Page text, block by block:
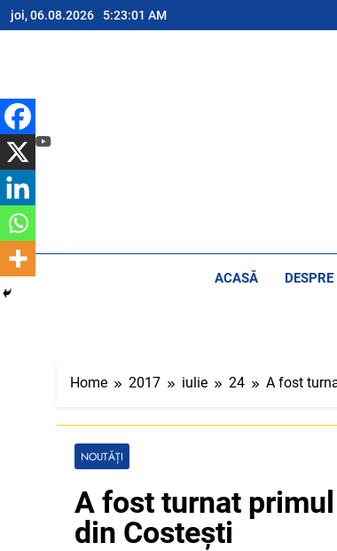
Skip
to
joi, 06.08.2026 5:23:01 AM
ACASĂ
Home 2017 iulie 24 A fost
NOUTĂȚI
A fost turnat
din Costești